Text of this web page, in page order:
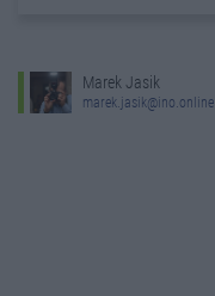
Marek Jasik
marek.jasik@ino.online